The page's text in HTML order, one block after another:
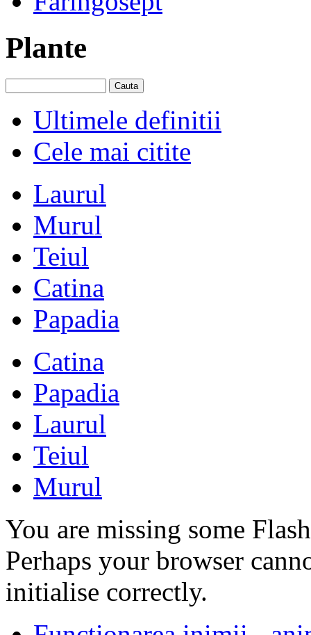
Plante
Ultimele definitii
Cele mai citite
Laurul
Murul
Teiul
Catina
Papadia
Catina
Papadia
Laurul
Teiul
Murul
You are missing some
Perhaps your browser
initialise correctly.